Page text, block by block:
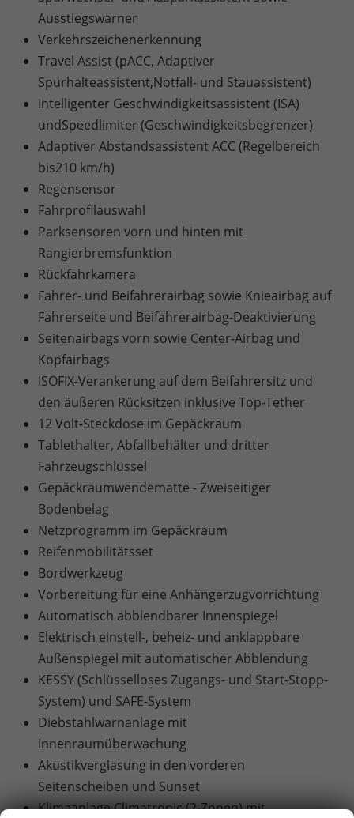
Ausstiegswarner
Verkehrszeichenerkennung
Travel Assist (pACC, Adaptiver
Spurhalteassistent,Notfall- und Stauassistent)
Intelligenter Geschwindigkeitsassistent (ISA)
undSpeedlimiter (Geschwindigkeitsbegrenzer)
Adaptiver Abstandsassistent ACC (Regelbereich
bis210 km/h)
Regensensor
Fahrprofilauswahl
Parksensoren vorn und hinten mit
Rangierbremsfunktion
Rückfahrkamera
Fahrer- und Beifahrerairbag sowie Knieairbag auf
Fahrerseite und Beifahrerairbag-Deaktivierung
Seitenairbags vorn sowie Center-Airbag und
Kopfairbags
ISOFIX-Verankerung auf dem Beifahrersitz und
den äußeren Rücksitzen inklusive Top-Tether
12 Volt-Steckdose im Gepäckraum
Tablethalter, Abfallbehälter und dritter
Fahrzeugschlüssel
Gepäckraumwendematte - Zweiseitiger
Bodenbelag
Netzprogramm im Gepäckraum
Reifenmobilitätsset
Bordwerkzeug
Vorbereitung für eine Anhängerzugvorrichtung
Automatisch abblendbarer Innenspiegel
Elektrisch einstell-, beheiz- und anklappbare
Außenspiegel mit automatischer Abblendung
KESSY (Schlüsselloses Zugangs- und Start-Stopp-
System) und SAFE-System
Diebstahlwarnanlage mit
Innenraumüberwachung
Akustikverglasung in den vorderen
Seitenscheiben und Sunset
Klimaanlage Climatronic (2-Zonen) mit